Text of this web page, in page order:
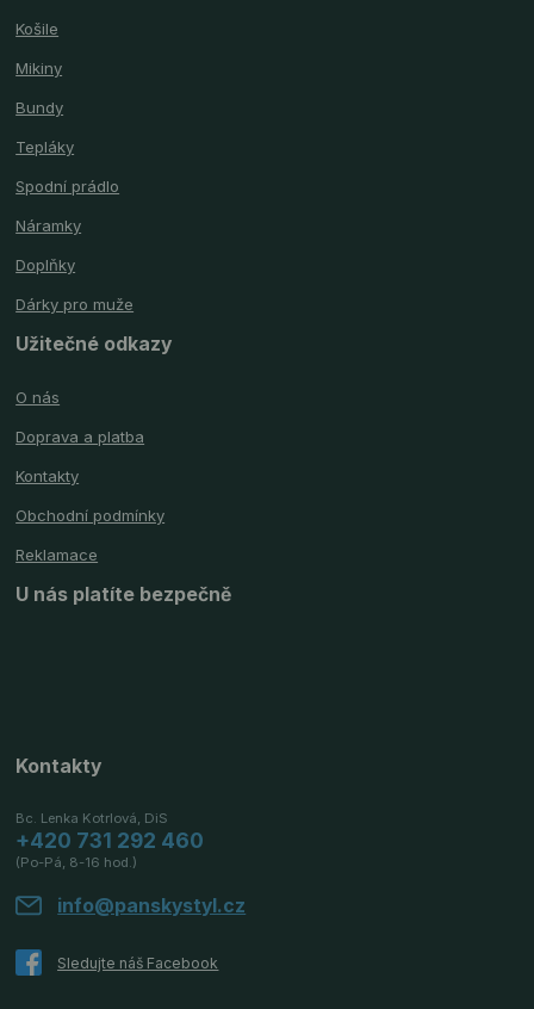
Košile
Mikiny
Bundy
Tepláky
Spodní prádlo
Náramky
Doplňky
Dárky pro muže
Užitečné odkazy
O nás
Doprava a platba
Kontakty
Obchodní podmínky
Reklamace
U nás platíte bezpečně
Kontakty
Bc. Lenka Kotrlová, DiS
+420 731 292 460
(Po-Pá, 8-16 hod.)
info@panskystyl.cz